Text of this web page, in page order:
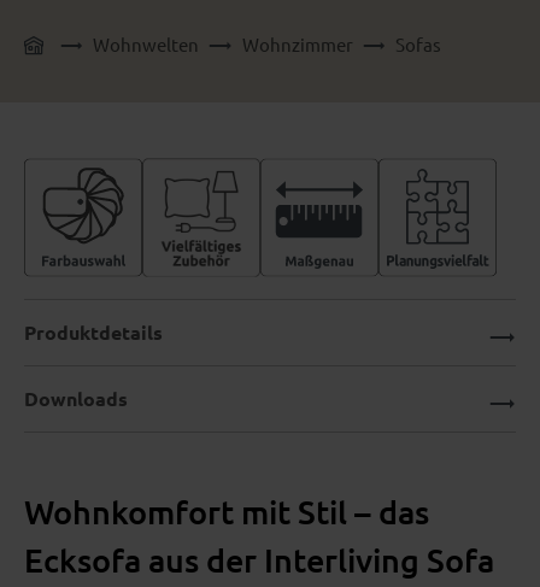
Wohnwelten Wohnzimmer Sofas
Wohnkomfort mit Stil – das
Ecksofa aus der Interliving Sofa
Produktdetails
Downloads